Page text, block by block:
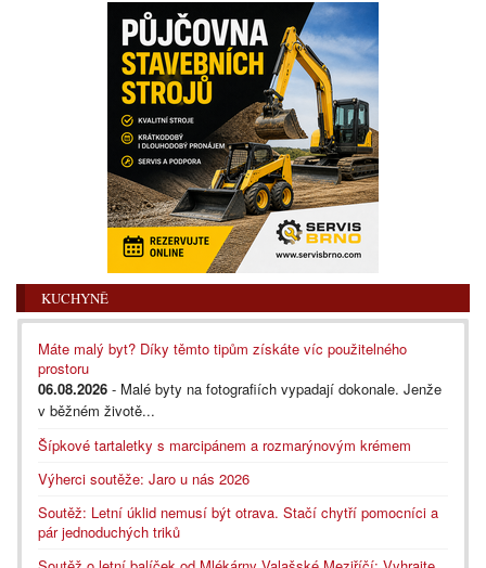
KUCHYNĚ
Máte malý byt? Díky těmto tipům získáte víc použitelného
prostoru
06.08.2026 - Malé byty na fotografiích vypadají dokonale. Jenže
v běžném životě...
Šípkové tartaletky s marcipánem a rozmarýnovým krémem
Výherci soutěže: Jaro u nás 2026
Soutěž: Letní úklid nemusí být otrava. Stačí chytří pomocníci a
pár jednoduchých triků